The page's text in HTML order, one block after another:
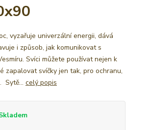
vyzařuje univerzální energii, dává
i způsob, jak komunikovat s
Svíci můžete používat nejen k
zapalovat svíčky jen tak, pro ochranu,
Sytě... celý popis